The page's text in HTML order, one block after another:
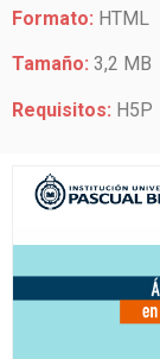
Formato: HTML
Tamaño: 3,2 MB
Requisitos: H5P